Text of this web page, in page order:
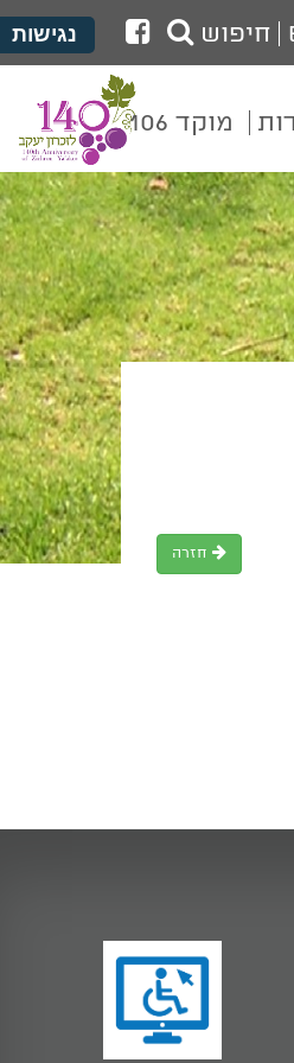
נגישות חיפוש
לעמוד
הפייסבוק
של
מועצת
זכרון
יעקב
מוקד 106
חזרה